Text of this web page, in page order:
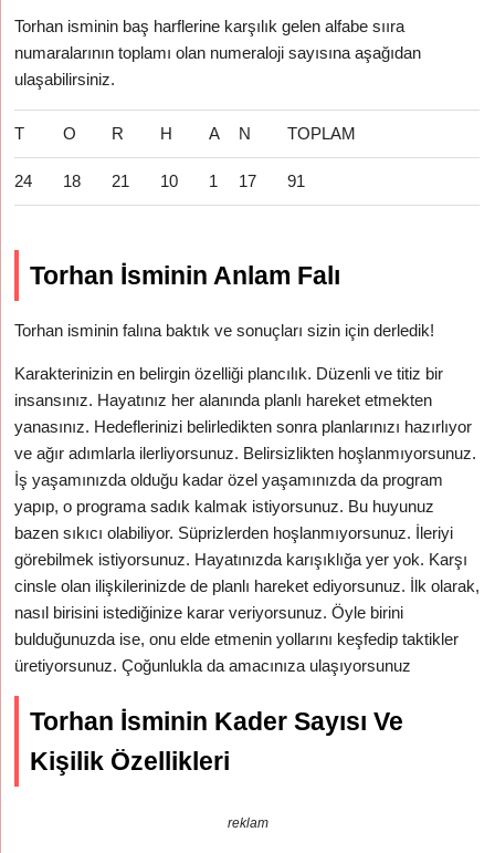
Torhan isminin baş harflerine karşılık gelen alfabe sııra
numaralarının toplamı olan numeraloji sayısına aşağıdan
ulaşabilirsiniz.
T O R H A N TOPLAM
24 18 21 10 1 17 91
Torhan İsminin Anlam Falı
Torhan isminin falına baktık ve sonuçları sizin için derledik!
Karakterinizin en belirgin özelliği plancılık. Düzenli ve titiz bir
insansınız. Hayatınız her alanında planlı hareket etmekten
yanasınız. Hedeflerinizi belirledikten sonra planlarınızı hazırlıyor
ve ağır adımlarla ilerliyorsunuz. Belirsizlikten hoşlanmıyorsunuz.
İş yaşamınızda olduğu kadar özel yaşamınızda da program
yapıp, o programa sadık kalmak istiyorsunuz. Bu huyunuz
bazen sıkıcı olabiliyor. Süprizlerden hoşlanmıyorsunuz. İleriyi
görebilmek istiyorsunuz. Hayatınızda karışıklığa yer yok. Karşı
cinsle olan ilişkilerinizde de planlı hareket ediyorsunuz. İlk olarak,
nasıl birisini istediğinize karar veriyorsunuz. Öyle birini
bulduğunuzda ise, onu elde etmenin yollarını keşfedip taktikler
üretiyorsunuz. Çoğunlukla da amacınıza ulaşıyorsunuz
Torhan İsminin Kader Sayısı Ve
Kişilik Özellikleri
reklam